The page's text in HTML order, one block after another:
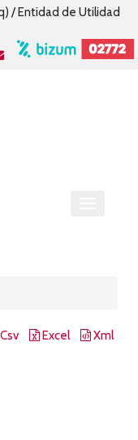
/ Entidad de Utilidad
Csv Excel Xml